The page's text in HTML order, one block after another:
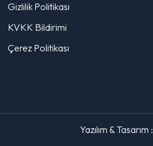
Gizlilik Politikası
KVKK Bildirimi
Çerez Politikası
Yazılım & Tasarım :